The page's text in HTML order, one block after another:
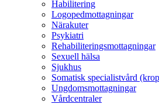
Habilitering
Logopedmottagningar
Närakuter
Psykiatri
Rehabiliteringsmottagningar
Sexuell hälsa
Sjukhus
Somatisk specialistvård
Ungdomsmottagningar
Vårdcentraler